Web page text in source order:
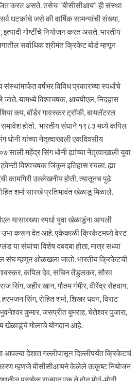
करत असते. तसेच “बीसीसीआय” ही संस्था
घटकांचे जसे की वार्षिक सामन्यांची संख्या,
गोष्टींचे नियोजन करत असते. भारतीय
सर्वाधिक श्रीमंत क्रिकेट बोर्ड म्हणून
वर्षभर विविध प्रकारच्या स्पर्धांचे
यामध्ये विश्वचषक, आयपीएल, निदहास
कप, बॉर्डर गावस्कर ट्रॉफी, बायलॅटरल
होतो. भारतीय संघाने १९८३ मध्ये कपिल
धोनी यांच्या नेतृत्वाखाली एकदिवसीय
महेंद्र सिंग धोनी ह्यांच्या नेतृत्वाखाली युवा
विश्वचषक जिंकून इतिहास रचला. ह्या
कामगिरी उल्लेखनीय होती, त्यातूनच पुढे
शर्मा सारखे प्रतिभावंत खेळाडू मिळाले.
यासारख्या स्पर्धा युवा खेळाडूंना आपली
उभा करून देत आहे. एकेकाळी क्रिकेटमध्ये वेस्ट
या संघांचा विशेष दबदबा होता, मात्र सध्या
संघ म्हणून ओळखला जातो. भारतीय क्रिकेटची
कपिल देव, सचिन तेंडुलकर, सौरव
सिंग, जहीर खान, गौतम गंभीर, वीरेंद्र सेहवाग,
सिंग, रोहित शर्मा, शिखर धवन, विराट
कुमार, जसप्रीत बुमराह, चेतेश्वर पुजारा,
खेळाडूंचे मोलाचे योगदान आहे.
आपल्या देशात गल्लीपासून दिल्लीपर्यंत क्रिकेटचं
म्हणजे बीसीसीआयने केलेले उत्कृष्ट नियोजन